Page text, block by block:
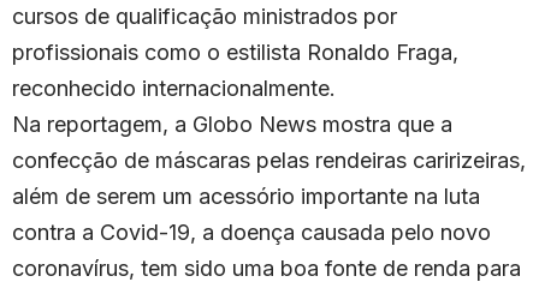
cursos de qualificação ministrados por
profissionais como o estilista Ronaldo Fraga,
reconhecido internacionalmente.
Na reportagem, a Globo News mostra que a
confecção de máscaras pelas rendeiras caririzeiras,
além de serem um acessório importante na luta
contra a Covid-19, a doença causada pelo novo
coronavírus, tem sido uma boa fonte de renda para